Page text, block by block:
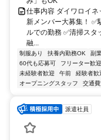
仕事内容 ダイワロイネ
新メンバー大募集！ ✅
ルでの勤務 ✅清掃ス
融...
制服あり 扶養内勤務OK 副
60代も応募可
フリーター歓迎
未経験者歓迎
午前 経験者歓
オープニングスタッフ
交通
派遣社員